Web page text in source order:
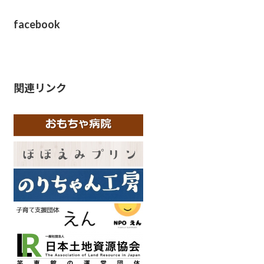
facebook
関連リンク